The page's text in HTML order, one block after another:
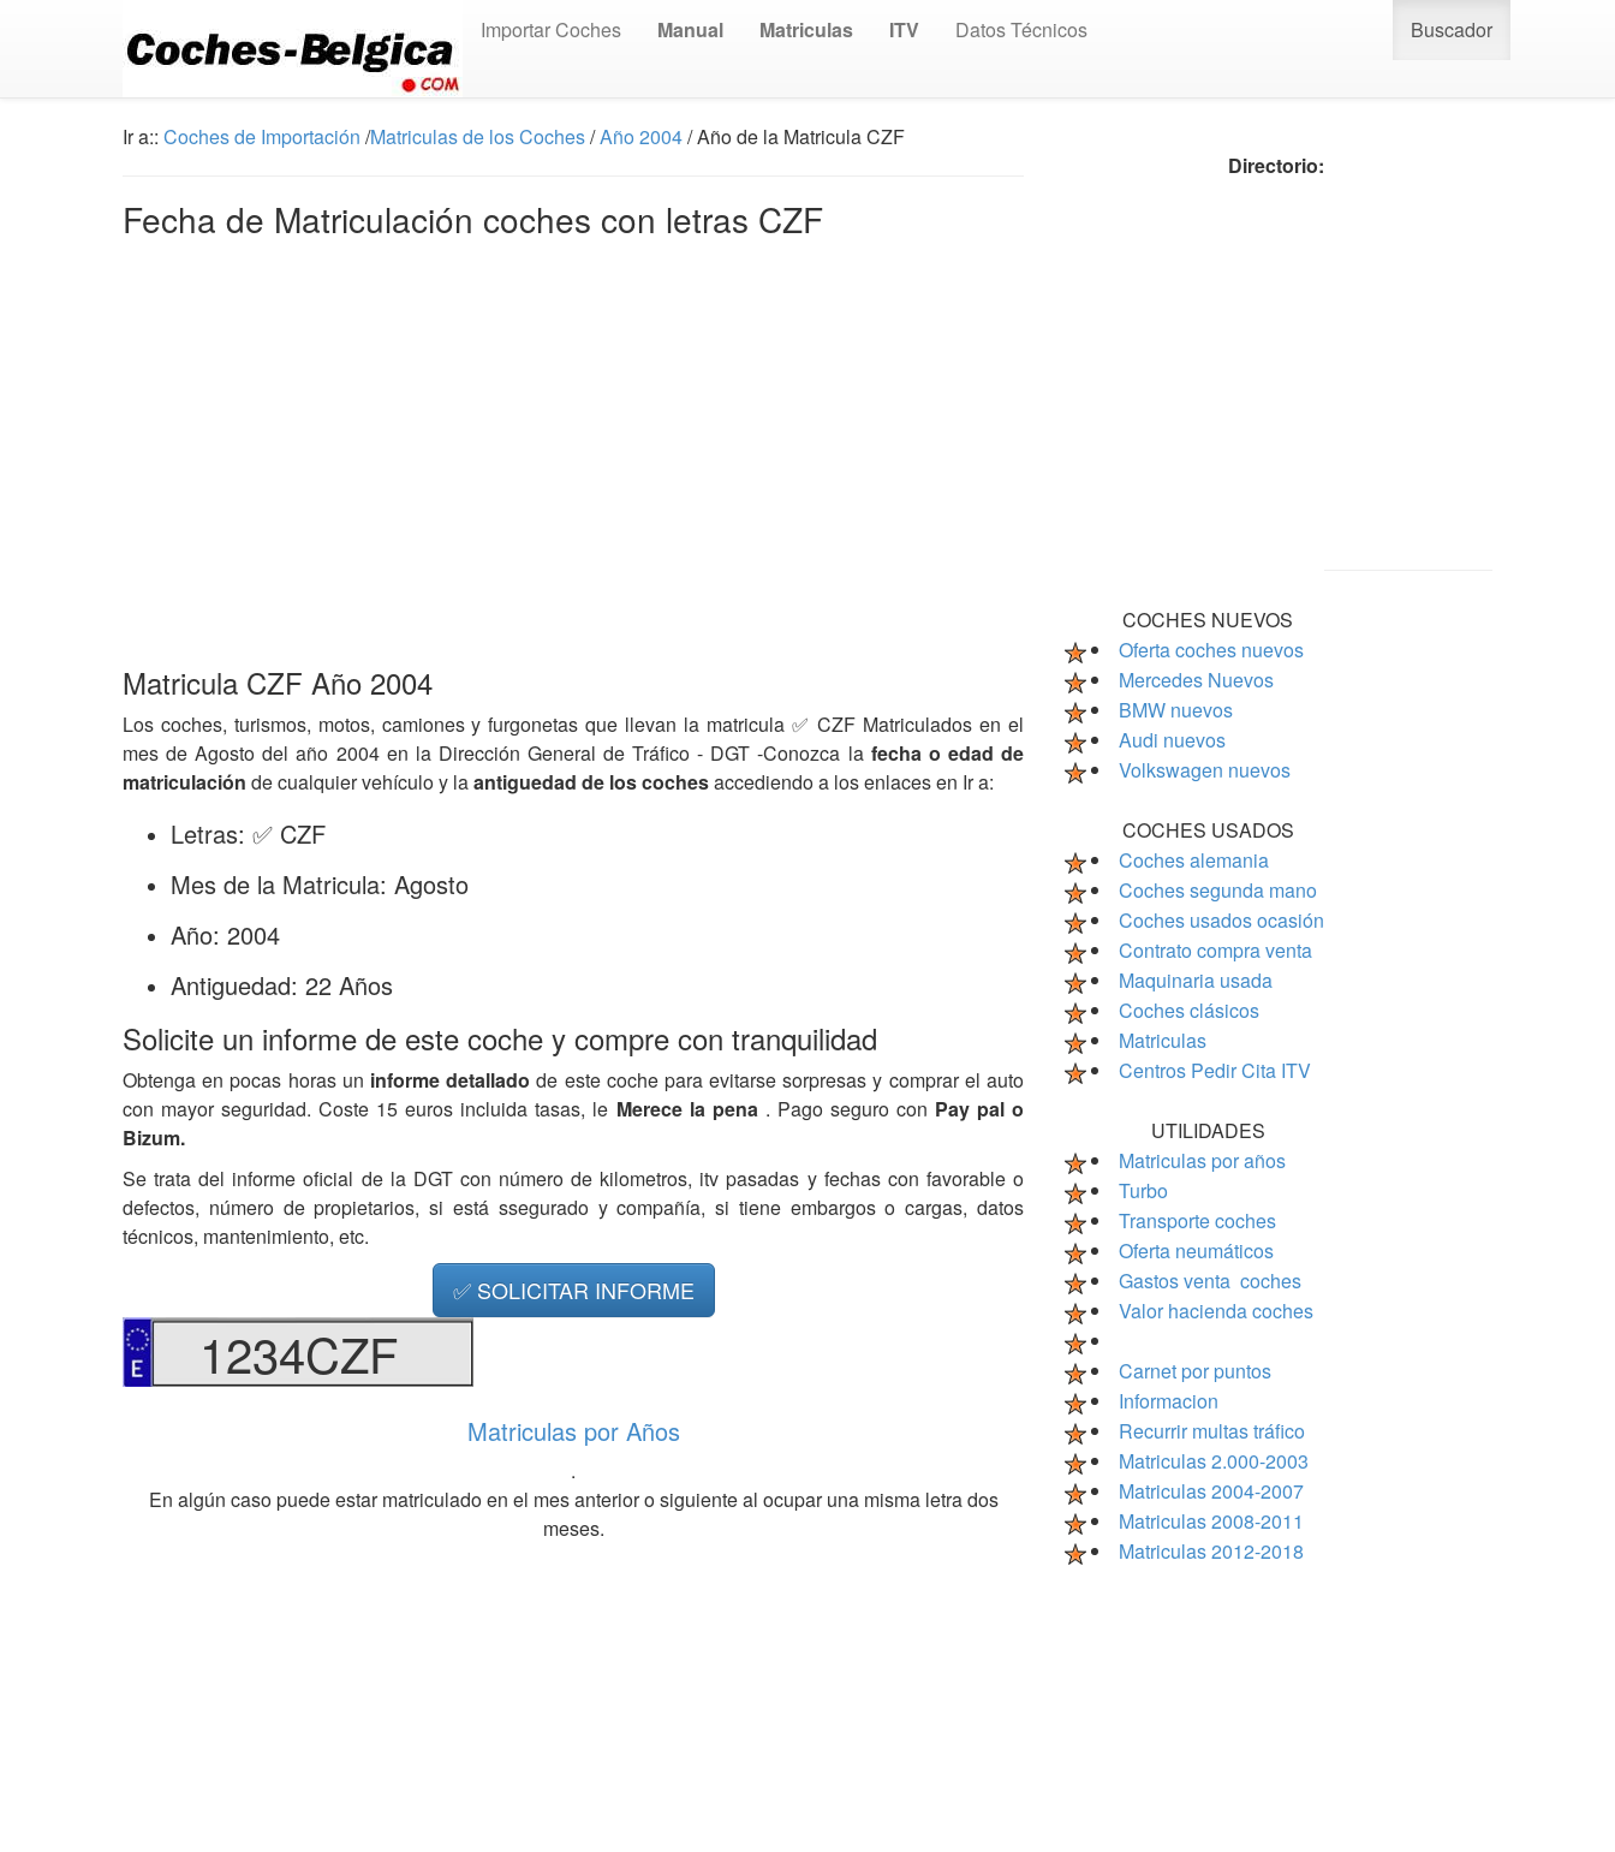
Importar Coches Manual Matriculas ITV Datos Técnicos Buscador
Ir a:: Coches de Importación /Matriculas de los Coches/Año 2004/ Año de la Matricula CZF
Fecha de Matriculación coches con letras CZF
Matricula CZF Año 2004
Los coches, turismos, motos, camiones y furgonetas que llevan la matricula ✅ CZF Matriculados en el
mes de Agosto del año 2004 en la Dirección General de Tráfico - DGT -Conozca la fecha o edad de
matriculación de cualquier vehículo y laantiguedad de los cochesaccediendo a los enlaces en Ir a:
Letras: ✅ CZF
Mes de la Matricula: Agosto
Año: 2004
Antiguedad: 22 Años
Solicite un informe de este coche y compre con tranquilidad
Obtenga en pocas horas un informe detalladode este coche para evitarse sorpresas y comprar el auto
con mayor seguridad. Coste 15 euros incluida tasas, le Merece la pena . Pago seguro con Pay pal o
Bizum.
Se trata del informe oficial de la DGT con número de kilometros, itv pasadas y fechas con favorable o
defectos, número de propietarios, si está ssegurado y compañía, si tiene embargos o cargas, datos
técnicos, mantenimiento, etc.
✅ SOLICITAR INFORME
1234CZF
Matriculas por Años
.
En algún caso puede estar matriculado en el mes anterior o siguiente al ocupar una misma letra dos
meses.
Directorio:
COCHES NUEVOS
Oferta coches nuevos
Mercedes Nuevos
BMW nuevos
Audi nuevos
Volkswagen nuevos
COCHES USADOS
Coches alemania
Coches segunda mano
Coches usados ocasión
Contrato compra venta
Maquinaria usada
Coches clásicos
Matriculas
Centros Pedir Cita ITV
UTILIDADES
Matriculas por años
Turbo
Transporte coches
Oferta neumáticos
Gastos venta coches
Valor hacienda coches
Carnet por puntos
Informacion
Recurrir multas tráfico
Matriculas 2.000-2003
Matriculas 2004-2007
Matriculas 2008-2011
Matriculas 2012-2018